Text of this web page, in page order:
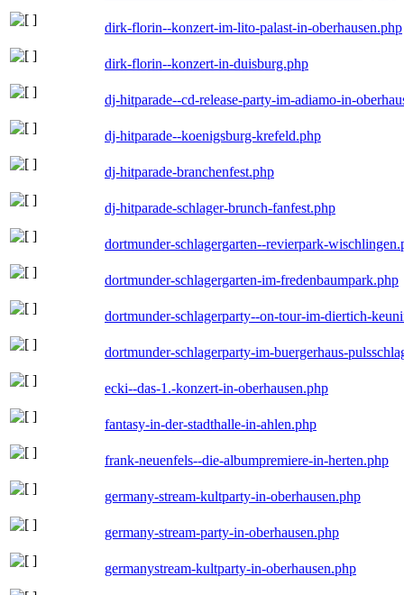
dirk-florin--konzert-im-lito-palast-in-oberhausen.php
dirk-florin--konzert-in-duisburg.php
dj-hitparade--cd-release-party-im-adiamo-in-
dj-hitparade--koenigsburg-krefeld.php
dj-hitparade-branchenfest.php
dj-hitparade-schlager-brunch-fanfest.php
dortmunder-schlagergarten--revierpark-
dortmunder-schlagergarten-im-fredenbaumpark.php
dortmunder-schlagerparty--on-tour-im-diertich-
dortmunder-schlagerparty-im-buergerhaus-
ecki--das-1.-konzert-in-oberhausen.php
fantasy-in-der-stadthalle-in-ahlen.php
frank-neuenfels--die-albumpremiere-in-herten.php
germany-stream-kultparty-in-oberhausen.php
germany-stream-party-in-oberhausen.php
germanystream-kultparty-in-oberhausen.php